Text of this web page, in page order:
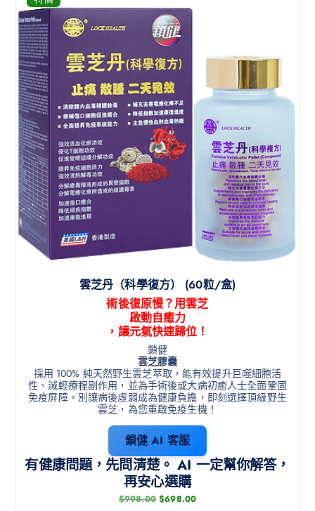
雲芝丹（科學復方） (60粒/盒)
術後復原慢？用雲芝
啟動自癒力
，讓元氣快速歸位！
鎖健
雲芝膠囊
採用 100% 純天然野生雲芝萃取，能有效提升巨噬細胞活
性、減輕療程副作用，並為手術後或大病初癒人士全面鞏固
免疫屏障。別讓病後虛弱成為健康負擔，即刻選擇頂級野生
雲芝，為您重啟免疫生機！
鎖健 AI 客服
有健康問題，先問清楚。 AI 一定幫你解答，
再安心選購
$998.00 $698.00